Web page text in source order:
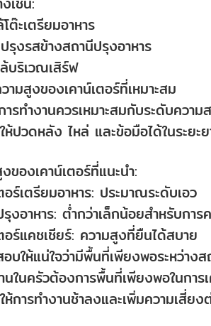
ต๊ะเตรียมอาหาร
รุงรสข้างสถานีปรุงอาหาร
บริเวณเสิร์ฟ
ามสูงของเคาน์เตอร์ที่เหมาะสม
รทำงานควรเหมาะสมกับระดับควา
ห้ปวดหลัง ไหล่ และข้อมือได้ในระยะ
ของเคาน์เตอร์ที่แนะนำ:
อร์เตรียมอาหาร: ประมาณระดับเอว
งอาหาร: ต่ำกว่าเล็กน้อยสำหรับการ
อร์แคชเชียร์: ความสูงที่ยืนได้สบาย
บให้แน่ใจว่ามีพื้นที่เพียงพอระหว่างส
ในครัวต้องการพื้นที่เพียงพอในกา
ห้การทำงานช้าลงและเพิ่มความเสี่ย